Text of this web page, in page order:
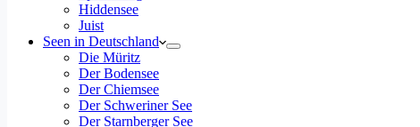
Hiddensee
Juist
Seen in Deutschland
Die Müritz
Der Bodensee
Der Chiemsee
Der Schweriner See
Der Starnberger See